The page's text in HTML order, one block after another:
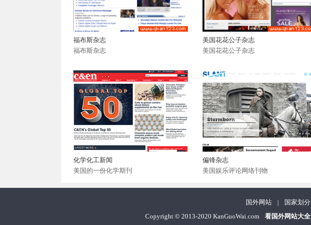
福布斯杂志
福布斯杂志
美国花花公子杂志
美国花花公子杂志
化学化工新闻
美国的一份化学期刊
偏锋杂志
美国娱乐评论网络刊物
国外网站 | 国家划分
Copyright ©2013-2020 KanGuoWai.com 看国外网站大全